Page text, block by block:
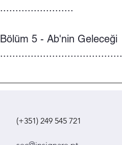
........................
Bölüm 5 - Ab'nin Geleceği
(+351) 249 545 721